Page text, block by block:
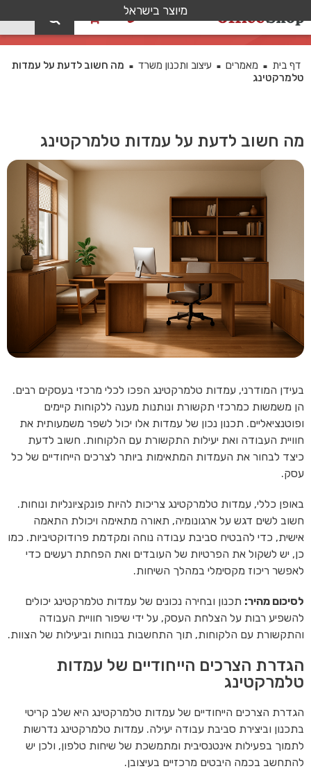
מיוצר בישראל
בלוג
דף בית ■ מאמרים ■ עיצוב ותכנון משרד ■
מה חשוב לדעת על עמדות
טלמרקטינג
מה חשוב לדעת על עמדות טלמרקטינג
בעידן המודרני, עמדות טלמרקטינג הפכו לכלי מרכזי בעסקים רבים.
הן משמשות כמרכזי תקשורת ונותנות מענה ללקוחות קיימים
ופוטנציאליים. תכנון נכון של עמדות אלו יכול לשפר משמעותית את
חוויית העבודה ואת יעילות התקשורת עם הלקוחות. חשוב לדעת
כיצד לבחור את העמדות המתאימות ביותר לצרכים הייחודיים של כל
עסק.
באופן כללי, עמדות טלמרקטינג צריכות להיות פונקציונליות ונוחות.
חשוב לשים דגש על ארגונומיה, תאורה מתאימה ויכולת התאמה
אישית, כדי להבטיח סביבת עבודה נוחה ומקדמת פרודוקטיביות. כמו
כן, יש לשקול את הפרטיות של העובדים ואת הפחתת רעשים כדי
לאפשר ריכוז מקסימלי במהלך השיחות.
לסיכום מהיר: תכנון ובחירה נכונים של עמדות טלמרקטינג יכולים
להשפיע רבות על הצלחת העסק, על ידי שיפור חוויית העבודה
והתקשורת עם הלקוחות, תוך התחשבות בנוחות וביעילות של הצוות.
הגדרת הצרכים הייחודיים של עמדות
טלמרקטינג
הגדרת הצרכים הייחודיים של עמדות טלמרקטינג היא שלב קריטי
בתכנון וביצירת סביבת עבודה יעילה. עמדות טלמרקטינג נדרשות
לתמוך בפעילות אינטנסיבית ומתמשכת של שיחות טלפון, ולכן יש
להתחשב בכמה היבטים מרכזיים בעיצובן.